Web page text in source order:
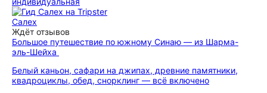
Салех
Ждёт отзывов
Большое путешествие по южному Синаю — из Шарма-
эль-Шейха
Белый каньон, сафари на джипах, древние памятники,
квадроциклы, обед, снорклинг — всё включено